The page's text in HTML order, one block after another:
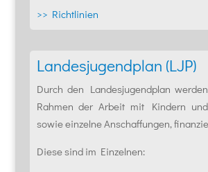
>> Richtlinien
Landesjugendplan (LJP)
Durch den Landesjugendplan
Rahmen der Arbeit mit Kindern
sowie einzelne Anschaffungen,
Diese sind im Einzelnen: